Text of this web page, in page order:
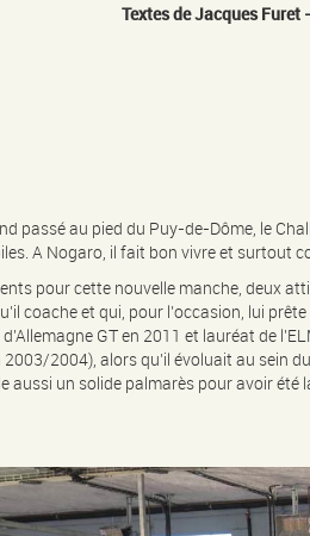
Textes de Jacques
passé au pied du Puy-de-Dôme, le
A Nogaro, il fait bon vivre et surtout
pour cette nouvelle manche, deux
coache et qui, pour l’occasion, lui
GT en 2011 et lauréat de
2004), alors qu’il évoluait au sein
aussi un solide palmarès pour avoir